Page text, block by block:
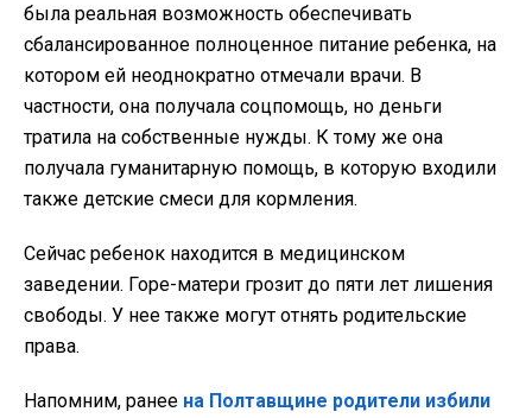
была реальная возможность обеспечивать
сбалансированное полноценное питание ребенка, на
котором ей неоднократно отмечали врачи. В
частности, она получала соцпомощь, но деньги
тратила на собственные нужды. К тому же она
получала гуманитарную помощь, в которую входили
также детские смеси для кормления.
Сейчас ребенок находится в медицинском
заведении. Горе-матери грозит до пяти лет лишения
свободы. У нее также могут отнять родительские
права.
Напомним, ранее на Полтавщине родители избили